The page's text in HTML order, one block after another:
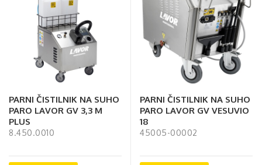
PARNI ČISTILNIK NA SUHO
PARO LAVOR GV 3,3 M
PLUS
8.450.0010
PARNI ČISTILNIK NA SUHO
PARO LAVOR GV VESUVIO
18
45005-00002